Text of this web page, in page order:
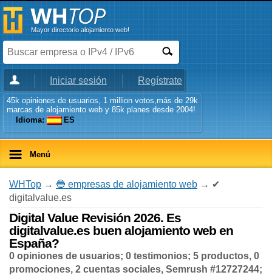
Mayor directorio alojamiento web!
Iniciar sesión Regístrate
45k opiniones de usuarios, 1 million votos,más de 29k
marcas de alojamiento web y 85k planes desde 2004!
Idioma:
ES
Menú
WHTop → 🔵 empresas de alojamiento web → ✔
digitalvalue.es
Digital Value Revisión 2026. Es
digitalvalue.es buen alojamiento web en
España?
0 opiniones de usuarios; 0 testimonios; 5 productos, 0
promociones, 2 cuentas sociales, Semrush #12727244;